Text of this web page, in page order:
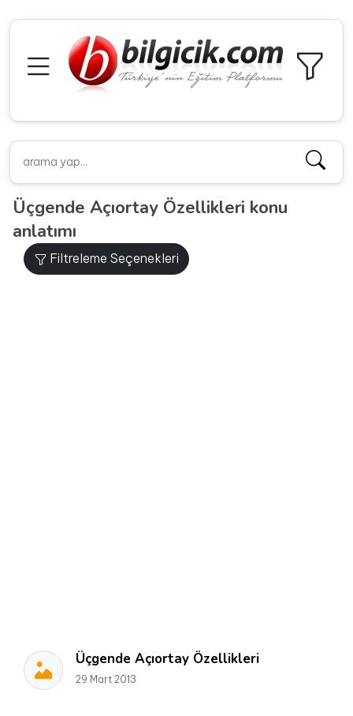
Üçgende Açıortay Özellikleri konu
anlatımı
Filtreleme Seçenekleri
Üçgende Açıortay Özellikleri
29 Mart 2013